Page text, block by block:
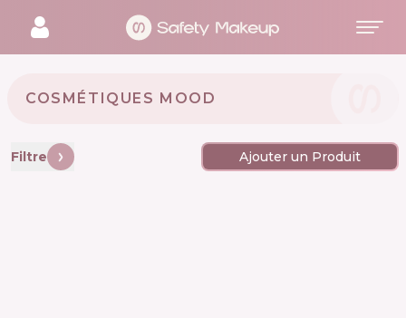
COSMÉTIQUES MOOD 🇮🇹
Filtre Ajouter un Produit